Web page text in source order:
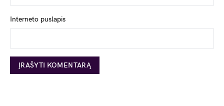
Interneto puslapis